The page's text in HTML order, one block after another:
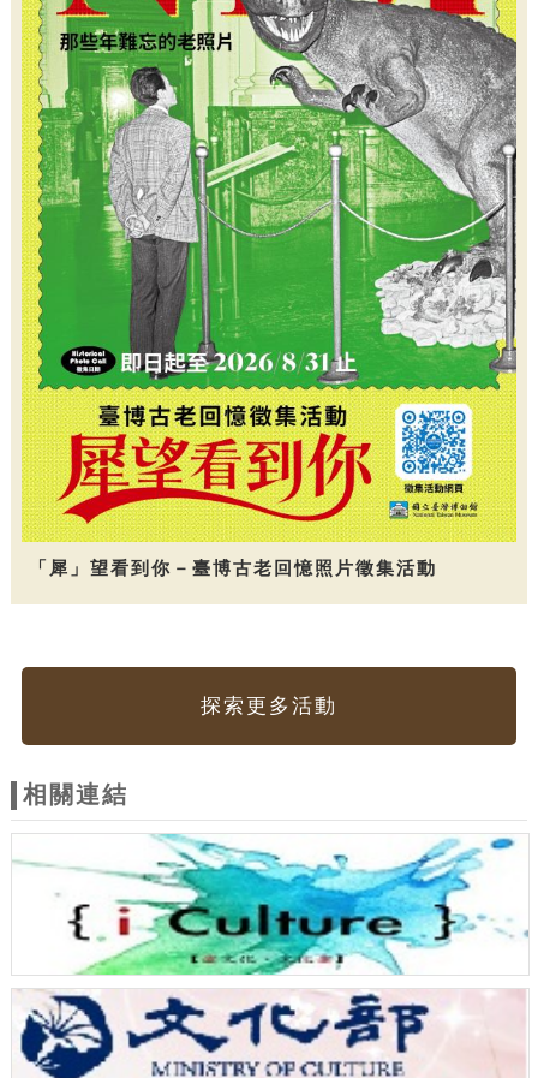
「犀」望看到你－臺博古老回憶照片徵集活動
探索更多活動
相關連結